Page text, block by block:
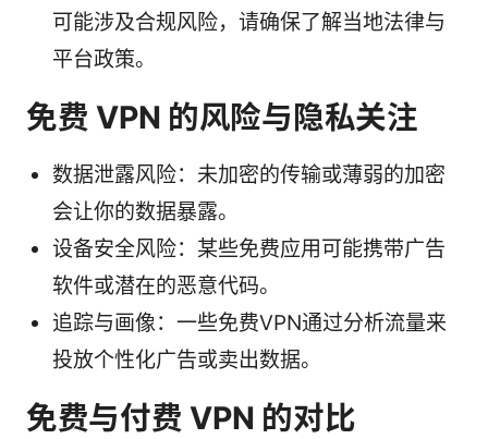
可能涉及合规风险，请确保了解当地法律与
平台政策。
免费 VPN 的风险与隐私关注
数据泄露风险：未加密的传输或薄弱的加密
会让你的数据暴露。
设备安全风险：某些免费应用可能携带广告
软件或潜在的恶意代码。
追踪与画像：一些免费VPN通过分析流量来
投放个性化广告或卖出数据。
免费与付费 VPN 的对比